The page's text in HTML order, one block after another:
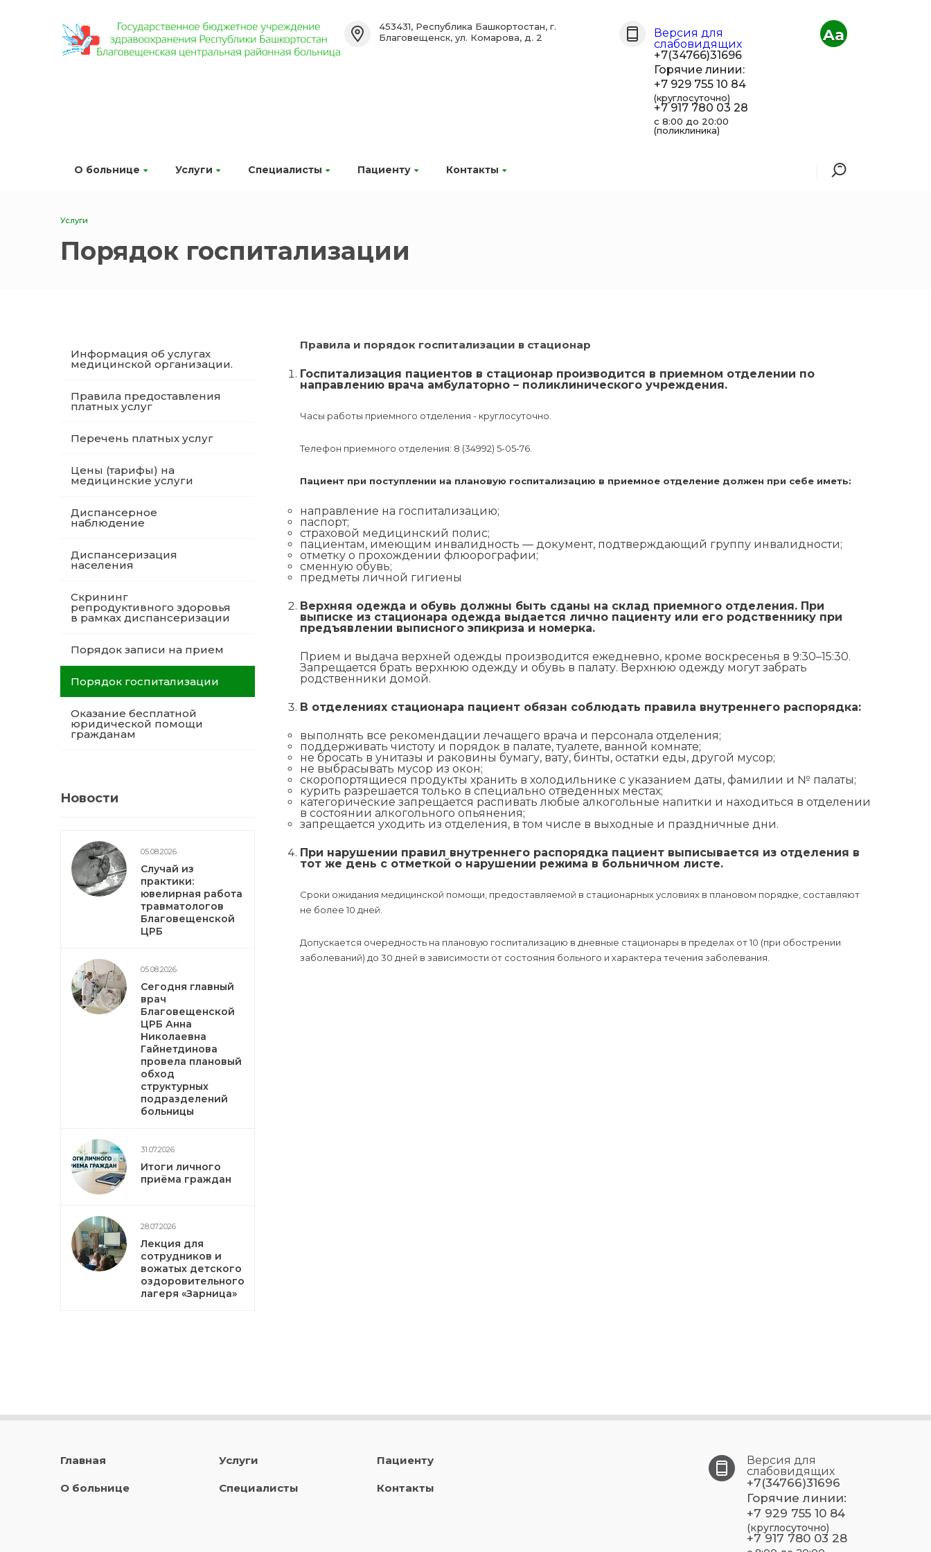
О больнице Услуги Специалисты Пациенту Контакты
453431, Республика Башкортостан, г.
Благовещенск, ул. Комарова, д. 2
Версия для
слабовидящих
+7(34766)31696
Горячие линии:
+7 929 755 10 84
(круглосуточно)
+7 917 780 03 28
с 8:00 до 20:00
(поликлиника)
Aa
Услуги
Порядок госпитализации
Информация об услугах
медицинской организации.
Правила предоставления
платных услуг
Перечень платных услуг
Цены (тарифы) на
медицинские услуги
Диспансерное
наблюдение
Диспансеризация
населения
Скрининг
репродуктивного здоровья
в рамках диспансеризации
Порядок записи на прием
Порядок госпитализации
Оказание бесплатной
юридической помощи
гражданам
Новости
05.08.2026
Случай из
практики:
ювелирная работа
травматологов
Благовещенской
ЦРБ
05.08.2026
Сегодня главный
врач
Благовещенской
ЦРБ Анна
Николаевна
Гайнетдинова
провела плановый
обход
структурных
подразделений
больницы
31.07.2026
Итоги личного
приёма граждан
28.07.2026
Лекция для
сотрудников и
вожатых детского
оздоровительного
лагеря «Зарница»
Правила и порядок госпитализации в стационар
Госпитализация пациентов в стационар производится в приемном отделении по
направлению врача амбулаторно – поликлинического учреждения.
Часы работы приемного отделения - круглосуточно.
Телефон приемного отделения: 8 (34992) 5-05-76.
Пациент при поступлении на плановую госпитализацию в приемное отделение должен при себе иметь:
направление на госпитализацию;
паспорт;
страховой медицинский полис;
пациентам, имеющим инвалидность — документ, подтверждающий группу инвалидности;
отметку о прохождении флюорографии;
сменную обувь;
предметы личной гигиены
Верхняя одежда и обувь должны быть сданы на склад приемного отделения. При
выписке из стационара одежда выдается лично пациенту или его родственнику при
предъявлении выписного эпикриза и номерка.
Прием и выдача верхней одежды производится ежедневно, кроме воскресенья в 9:30–15:30.
Запрещается брать верхнюю одежду и обувь в палату. Верхнюю одежду могут забрать
родственники домой.
В отделениях стационара пациент обязан соблюдать правила внутреннего распорядка:
выполнять все рекомендации лечащего врача и персонала отделения;
поддерживать чистоту и порядок в палате, туалете, ванной комнате;
не бросать в унитазы и раковины бумагу, вату, бинты, остатки еды, другой мусор;
не выбрасывать мусор из окон;
скоропортящиеся продукты хранить в холодильнике с указанием даты, фамилии и № палаты;
курить разрешается только в специально отведенных местах;
категорические запрещается распивать любые алкогольные напитки и находиться в отделении
в состоянии алкогольного опьянения;
запрещается уходить из отделения, в том числе в выходные и праздничные дни.
При нарушении правил внутреннего распорядка пациент выписывается из отделения в
тот же день с отметкой о нарушении режима в больничном листе.
Сроки ожидания медицинской помощи, предоставляемой в стационарных условиях в плановом порядке, составляют
не более 10 дней.
Допускается очередность на плановую госпитализацию в дневные стационары в пределах от 10 (при обострении
заболеваний) до 30 дней в зависимости от состояния больного и характера течения заболевания.
Главная
О больнице
Услуги
Специалисты
Пациенту
Контакты
Версия для
слабовидящих
+7(34766)31696
Горячие линии:
+7 929 755 10 84
(круглосуточно)
+7 917 780 03 28